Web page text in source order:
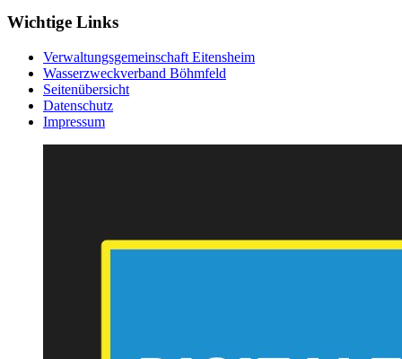
Wichtige Links
Verwaltungsgemeinschaft Eitensheim
Wasserzweckverband Böhmfeld
Seitenübersicht
Datenschutz
Impressum